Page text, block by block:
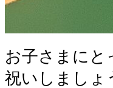
お子さまにと
祝いしましょ